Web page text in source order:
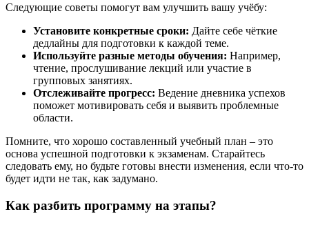
Следующие советы помогут вам улучшить вашу учёбу:
Установите конкретные сроки: Дайте себе чёткие
дедлайны для подготовки к каждой теме.
Используйте разные методы обучения: Например,
чтение, прослушивание лекций или участие в
групповых занятиях.
Отслеживайте прогресс: Ведение дневника успехов
поможет мотивировать себя и выявить проблемные
области.
Помните, что хорошо составленный учебный план – это
основа успешной подготовки к экзаменам. Старайтесь
следовать ему, но будьте готовы внести изменения, если что-то
будет идти не так, как задумано.
Как разбить программу на этапы?